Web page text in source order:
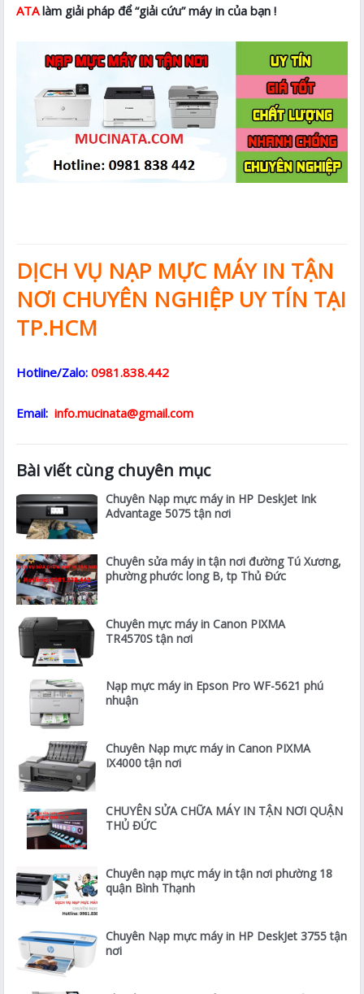
ATAlàm giải pháp để “giải cứu” máy in của bạn !
DỊCH VỤ NẠP MỰC MÁY IN TẬN
NƠI CHUYÊN NGHIỆP UY TÍN TẠI
TP.HCM
Hotline/Zalo: 0981.838.442
Email: info.mucinata@gmail.com
Bài viết cùng chuyên mục
Chuyên Nạp mực máy in HP DeskJet Ink
Advantage 5075 tận nơi
Chuyên sửa máy in tận nơi đường Tú Xương,
phường phước long B, tp Thủ Đức
Chuyên mực máy in Canon PIXMA
TR4570S tận nơi
Nạp mực máy in Epson Pro WF-5621 phú
nhuận
Chuyên Nạp mực máy in Canon PIXMA
IX4000 tận nơi
CHUYÊN SỬA CHỮA MÁY IN TẬN NƠI QUẬN
THỦ ĐỨC
Chuyên nạp mực máy in tận nơi phường 18
quận Bình Thạnh
Chuyên Nạp mực máy in HP DeskJet 3755 tận
nơi